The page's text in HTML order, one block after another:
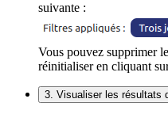
suivante :
Vous pouvez supprimer
réinitialiser en cliquant
3. Visualiser les résultats